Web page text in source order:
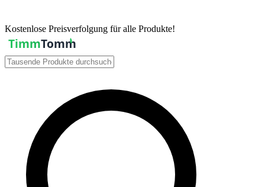
Kostenlose Preisverfolgung für alle Produkte!